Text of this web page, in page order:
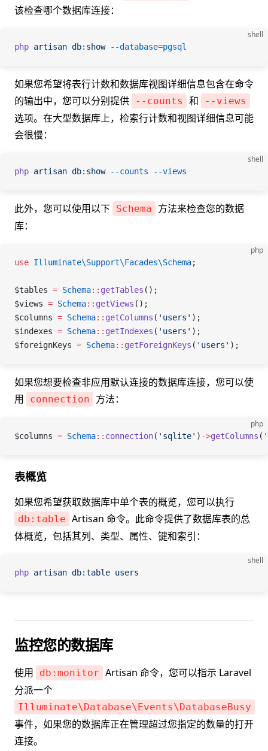
该检查哪个数据库连接：
shell
php artisan db:show --database=pgsql
如果您希望将表行计数和数据库视图详细信息包含在命令
的输出中，您可以分别提供
--counts 和 --views
选项。在大型数据库上，检索行计数和视图详细信息可能
会很慢：
shell
php artisan db:show --counts --views
此外，您可以使用以下 Schema
方法来检查您的数据
库：
php
use Illuminate\Support\Facades\Schema;
$tables = Schema:: getTables ();
$views = Schema:: getViews ();
$columns = Schema:: getColumns ( 'users' );
$indexes = Schema:: getIndexes ( 'users' );
$foreignKeys = Schema:: getForeignKeys ( 'users' );
如果您想要检查非应用默认连接的数据库连接，您可以使
用
connection 方法：
php
$columns = Schema:: connection( 'sqlite' ) ->getColumns (
表概览
如果您希望获取数据库中单个表的概览，您可以执行
db:table Artisan 命令。此命令提供了数据库表的总
体概览，包括其列、类型、属性、键和索引：
shell
php artisan db:table users
监控您的数据库
使用 db:monitor Artisan 命令，您可以指示 Laravel
分派一个
Illuminate\Database\Events\DatabaseBusy
事件，如果您的数据库正在管理超过您指定的数量的打开
连接。